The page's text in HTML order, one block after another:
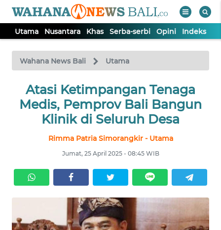
Utama Nusantara Khas Serba-serbi Opini Indeks
Wahana News Bali Utama
Atasi Ketimpangan Tenaga
Medis, Pemprov Bali Bangun
Klinik di Seluruh Desa
Rimma Patria Simorangkir - Utama
Jumat, 25 April 2025 - 08:45 WIB
TV
Tutup
UTAMA
NUSANTARA
SERBA-
SERBI